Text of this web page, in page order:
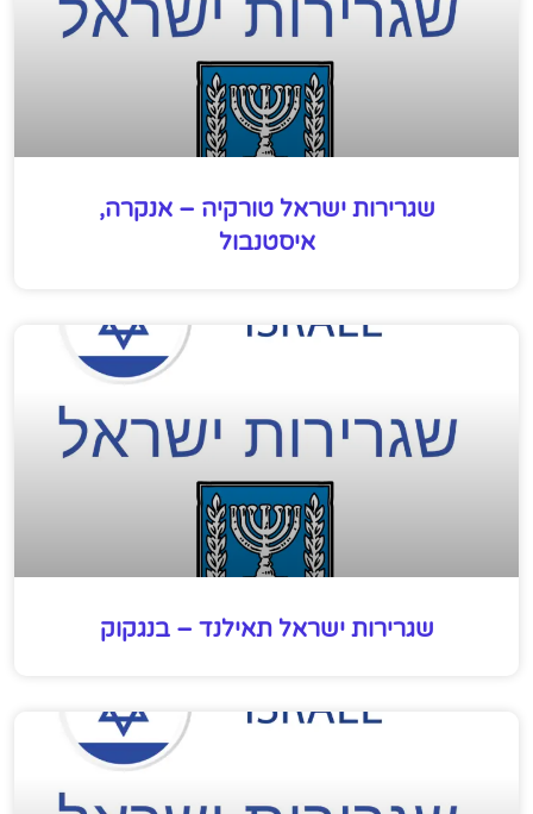
שגרירות ישראל טורקיה – אנקרה,
איסטנבול
שגרירות ישראל תאילנד – בנגקוק